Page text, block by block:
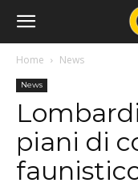
Home News
News
piani di